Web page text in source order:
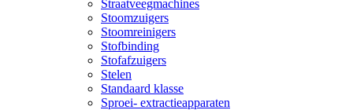
Straatveegmachines
Stoomzuigers
Stoomreinigers
Stofbinding
Stofafzuigers
Stelen
Standaard klasse
Sproei- extractieapparaten